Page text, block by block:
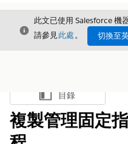
結束
此文已使用 Salesforce 機
請參見此處。 切換至
顯示目錄
目錄
複製管理固定